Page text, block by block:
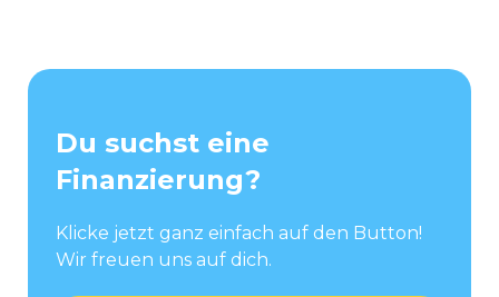
Du suchst eine
Finanzierung?
Klicke jetzt ganz einfach auf den Button!
Wir freuen uns auf dich.